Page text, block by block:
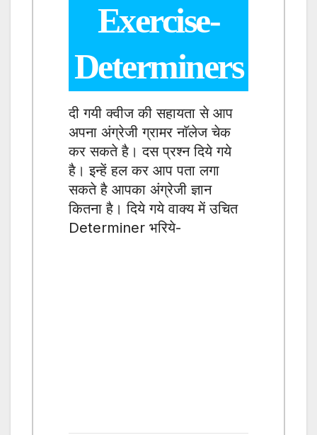
Exercise-
Determiners
दी गयी क्वीज की सहायता से आप
अपना अंग्रेजी ग्रामर नाॅलेज चेक
कर सकते है। दस प्रश्न दिये गये
है। इन्हें हल कर आप पता लगा
सकते है आपका अंग्रेजी ज्ञान
कितना है। दिये गये वाक्य में उचित
Determiner भरिये-